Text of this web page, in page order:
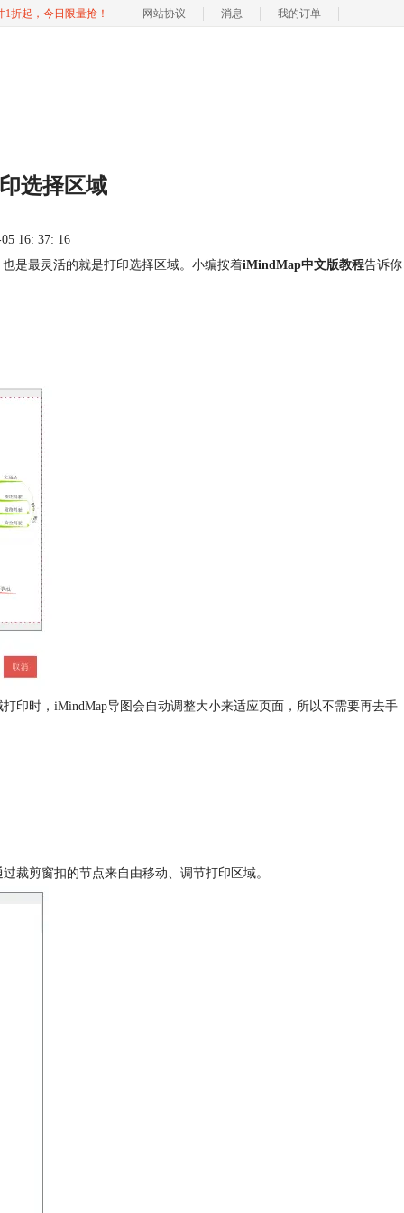
折起，今日限量抢！ 网站协议 消息 我的订单
选择区域
16: 37: 16
是最灵活的就是打印选择区域。小编按着iMindMap中文版教程告诉你
印时，iMindMap导图会自动调整大小来适应页面，所以不需要再去手
裁剪窗扣的节点来自由移动、调节打印区域。